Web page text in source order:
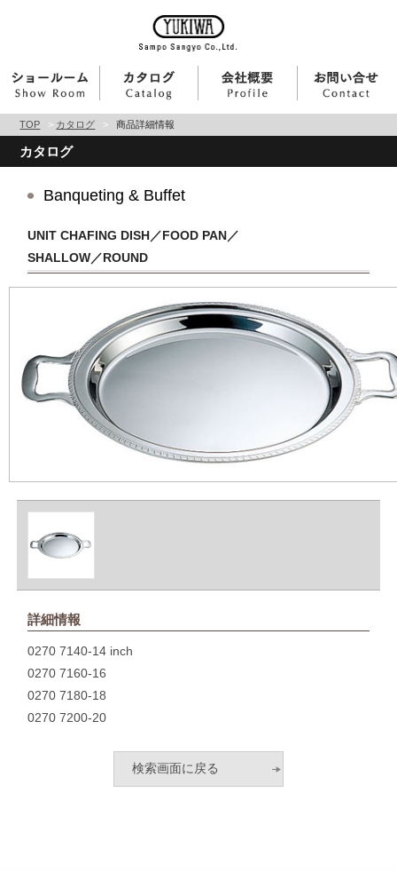
TOP > カタログ > 商品詳細情報
カタログ
Banqueting & Buffet
UNIT CHAFING DISH／FOOD PAN／
SHALLOW／ROUND
詳細情報
0270 7140-14 inch
0270 7160-16
0270 7180-18
0270 7200-20